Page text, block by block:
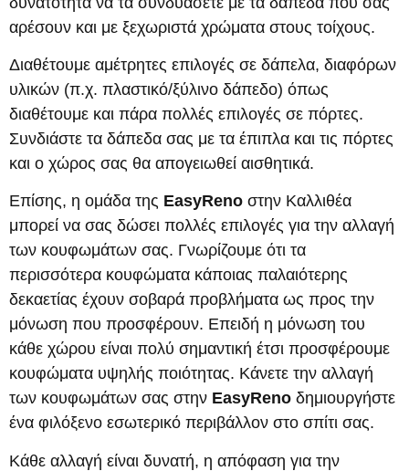
αρέσουν και με ξεχωριστά χρώματα στους τοίχους.
Διαθέτουμε αμέτρητες επιλογές σε δάπελα, διαφόρων
υλικών (π.χ. πλαστικό/ξύλινο δάπεδο) όπως
διαθέτουμε και πάρα πολλές επιλογές σε πόρτες.
Συνδιάστε τα δάπεδα σας με τα έπιπλα και τις πόρτες
και ο χώρος σας θα απογειωθεί αισθητικά.
Επίσης, η ομάδα της EasyReno στην Καλλιθέα
μπορεί να σας δώσει πολλές επιλογές για την αλλαγή
των κουφωμάτων σας. Γνωρίζουμε ότι τα
περισσότερα κουφώματα κάποιας παλαιότερης
δεκαετίας έχουν σοβαρά προβλήματα ως προς την
μόνωση που προσφέρουν. Επειδή η μόνωση του
κάθε χώρου είναι πολύ σημαντική έτσι προσφέρουμε
κουφώματα υψηλής ποιότητας. Κάνετε την αλλαγή
των κουφωμάτων σας στην EasyReno δημιουργήστε
ένα φιλόξενο εσωτερικό περιβάλλον στο σπίτι σας.
Κάθε αλλαγή είναι δυνατή, η απόφαση για την